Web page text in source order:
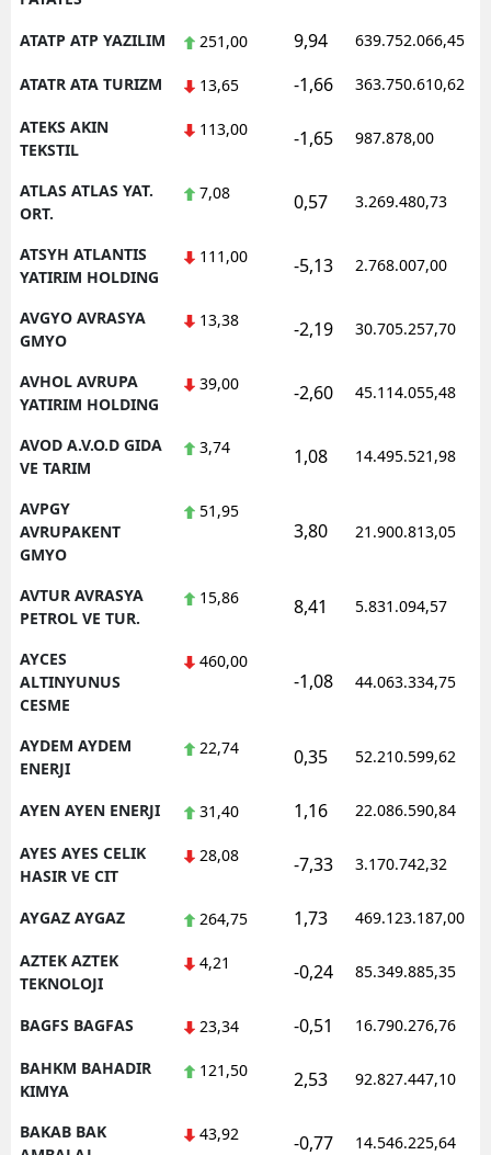
ATATP ATP YAZILIM 251,00 9,94 639.752.066,45
ATATR ATA TURIZM 13,65 -1,66 363.750.610,62
ATEKS AKIN
TEKSTIL
113,00 -1,65 987.878,00
ATLAS ATLAS YAT.
ORT.
7,08 0,57 3.269.480,73
ATSYH ATLANTIS
YATIRIM HOLDING
111,00 -5,13 2.768.007,00
AVGYO AVRASYA
GMYO
13,38 -2,19 30.705.257,70
AVHOL AVRUPA
YATIRIM HOLDING
39,00 -2,60 45.114.055,48
AVOD A.V.O.D GIDA
VE TARIM
3,74 1,08 14.495.521,98
AVPGY
AVRUPAKENT
GMYO
51,95
3,80 21.900.813,05
AVTUR AVRASYA
PETROL VE TUR.
15,86 8,41 5.831.094,57
AYCES
ALTINYUNUS
CESME
460,00
-1,08 44.063.334,75
AYDEM AYDEM
ENERJI
22,74 0,35 52.210.599,62
AYEN AYEN ENERJI 31,40 1,16 22.086.590,84
AYES AYES CELIK
HASIR VE CIT
28,08 -7,33 3.170.742,32
AYGAZ AYGAZ 264,75 1,73 469.123.187,00
AZTEK AZTEK
TEKNOLOJI
4,21 -0,24 85.349.885,35
BAGFS BAGFAS 23,34 -0,51 16.790.276,76
BAHKM BAHADIR
KIMYA
121,50 2,53 92.827.447,10
BAKAB BAK
43,92 -0,77 14.546.225,64